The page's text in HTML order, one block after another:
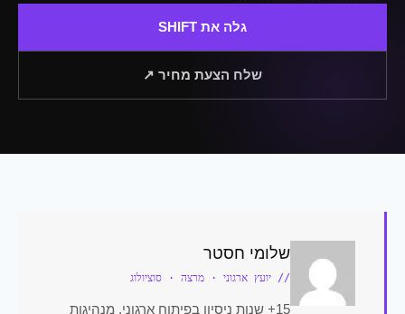
גלה את SHIFT
שלח הצעת מחיר ↗
שלומי חסטר
// יועץ ארגוני · מרצה · סוציולוג
15+ שנות ניסיון בפיתוח ארגוני, מנהיגות